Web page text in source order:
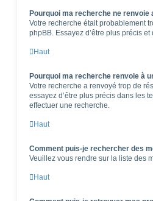
Pourquoi ma recherche ne renvoie
Votre recherche était probablement
phpBB. Essayez d’être plus précis
Haut
Pourquoi ma recherche renvoie à
Votre recherche a renvoyé trop de
essayez d’être plus précis dans les
effectuer une recherche.
Haut
Comment puis-je rechercher des
Veuillez vous rendre sur la liste des
Haut